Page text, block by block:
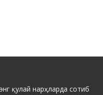
қулай нарҳларда сотиб